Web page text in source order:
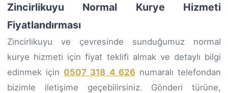
Zincirlikuyu Normal Kurye Hizmeti
Fiyatlandırması
Zincirlikuyu ve çevresinde sunduğumuz normal
kurye hizmeti için fiyat teklifi almak ve detaylı bilgi
edinmek için 0507 318 4 626numaralı telefondan
bizimle iletişime geçebilirsiniz. Gönderi türüne,